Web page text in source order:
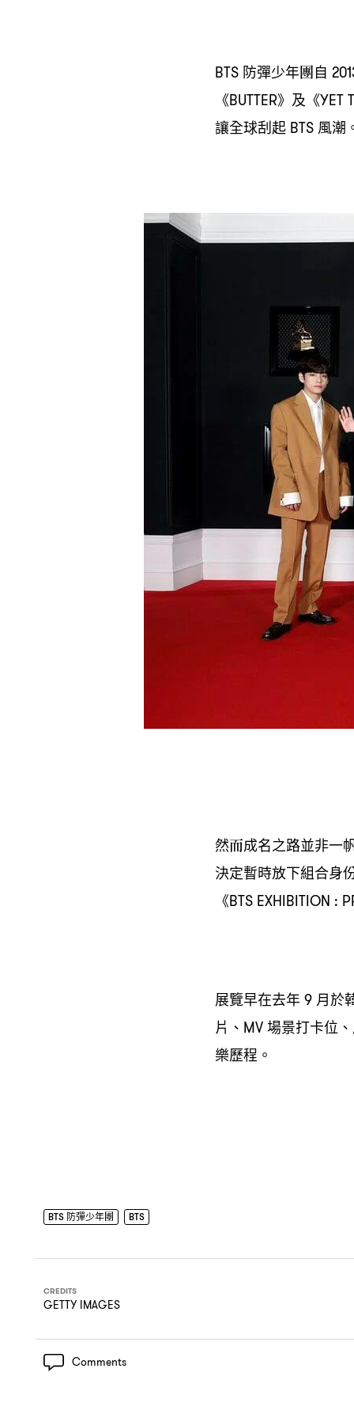
BTS 防彈少年團自
《BUTTER》及《YET
讓全球刮起 BTS 風潮
然而成名之路並非一
決定暫時放下組合身
《BTS EXHIBITION :
展覽早在去年 9 月於
片、 MV場景打卡位
樂歷程。
BTS 防彈少年團 BTS
CREDITS
GETTY IMAGES
Comments